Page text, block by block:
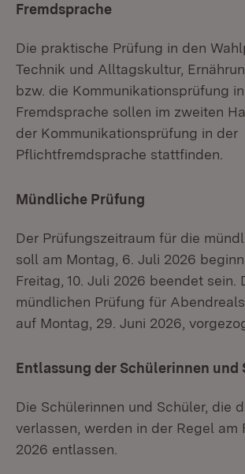
Fremdsprache
Die praktische Prüfung in den
Technik und Alltagskultur,
bzw. die Kommunikationsprüfung
Fremdsprache sollen im zweiten
der Kommunikationsprüfung in der
Pflichtfremdsprache stattfinden.
Mündliche Prüfung
Der Prüfungszeitraum für die
soll am Montag, 6. Juli 2026
Freitag, 10. Juli 2026 beendet sein.
mündlichen Prüfung für
auf Montag, 29. Juni 2026,
Entlassung der Schülerinnen und
Die Schülerinnen und Schüler, die
verlassen, werden in der Regel am
2026 entlassen.